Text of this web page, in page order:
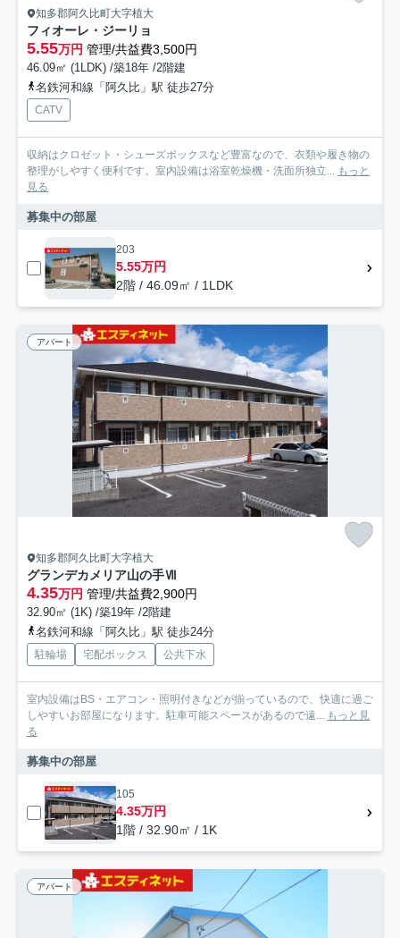
知多郡阿久比町大字植大
フィオーレ・ジーリョ
5.55万円 管理/共益費3,500円
46.09㎡ (1LDK) /築18年 /2階建
名鉄河和線「阿久比」駅 徒歩27分
CATV
収納はクロゼット・シューズボックスなど豊富なので、衣類や履き物の
整理がしやすく便利です。室内設備は浴室乾燥機・洗面所独立... もっと
見る
募集中の部屋
203
5.55万円
2階 / 46.09㎡ / 1LDK
アパート
知多郡阿久比町大字植大
グランデカメリア山の手Ⅶ
4.35万円 管理/共益費2,900円
32.90㎡ (1K) /築19年 /2階建
名鉄河和線「阿久比」駅 徒歩24分
駐輪場 宅配ボックス 公共下水
室内設備はBS・エアコン・照明付きなどが揃っているので、快適に過ご
しやすいお部屋になります。駐車可能スペースがあるので遠... もっと見
る
募集中の部屋
105
4.35万円
1階 / 32.90㎡ / 1K
アパート